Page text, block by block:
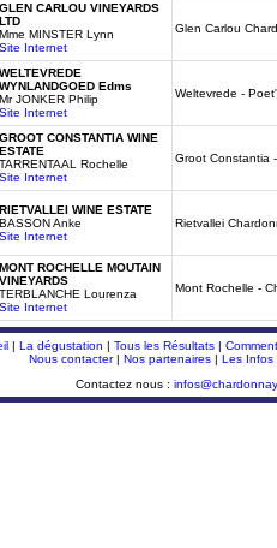
GLEN CARLOU VINEYARDS
LTD
Mme MINSTER Lynn
Site Internet
Glen Carlou
WELTEVREDE
WYNLANDGOED Edms
Mr JONKER Philip
Site Internet
Weltevrede -
GROOT CONSTANTIA WINE
ESTATE
TARRENTAAL Rochelle
Site Internet
Groot Constantia
RIETVALLEI WINE ESTATE
BASSON Anke
Site Internet
Rietvallei
MONT ROCHELLE MOUTAIN
VINEYARDS
TERBLANCHE Lourenza
Site Internet
Mont Rochelle -
| La dégustation | Tous les Résultats|
Nous contacter| Nos partenaires| Les Infos
Contactez nous :